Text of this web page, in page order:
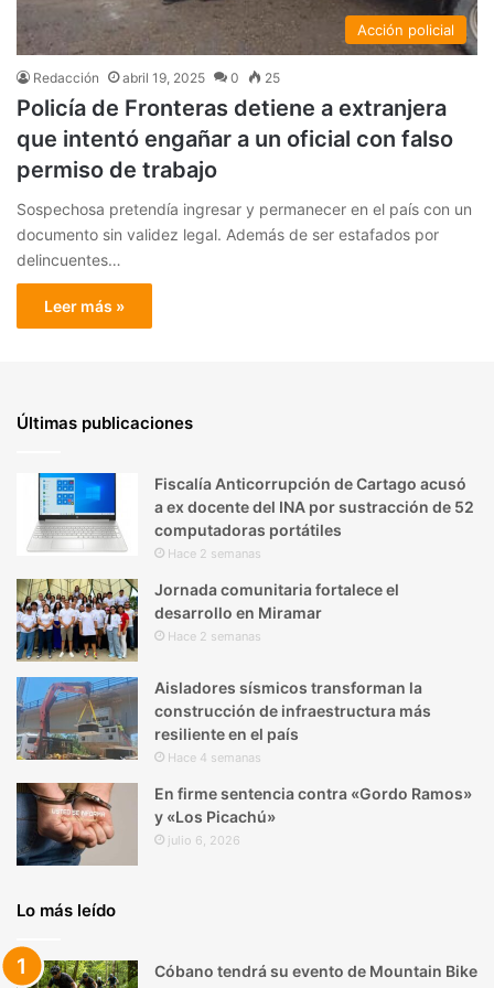
Acción policial
Redacción abril 19, 2025 0 25
Policía de Fronteras detiene a extranjera
que intentó engañar a un oficial con falso
permiso de trabajo
Sospechosa pretendía ingresar y permanecer en el país con un
documento sin validez legal. Además de ser estafados por
delincuentes…
Leer más »
Últimas publicaciones
Fiscalía Anticorrupción de Cartago acusó
a ex docente del INA por sustracción de 52
computadoras portátiles
Hace 2 semanas
Jornada comunitaria fortalece el
desarrollo en Miramar
Hace 2 semanas
Aisladores sísmicos transforman la
construcción de infraestructura más
resiliente en el país
Hace 4 semanas
En firme sentencia contra «Gordo Ramos»
y «Los Picachú»
julio 6, 2026
Lo más leído
Cóbano tendrá su evento de Mountain Bike